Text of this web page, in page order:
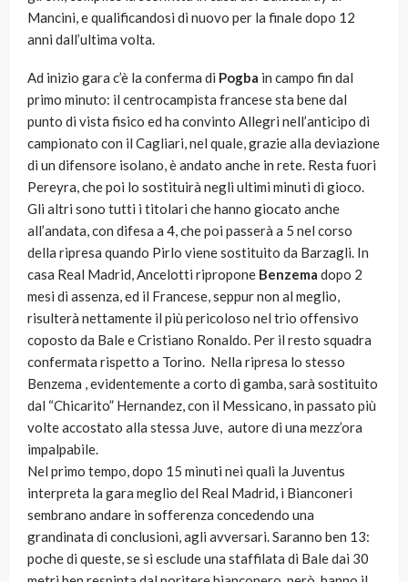
Mancini, e qualificandosi di nuovo per la finale dopo 12
anni dall’ultima volta.
Ad inizio gara c’è la conferma di Pogba in campo fin dal
primo minuto: il centrocampista francese sta bene dal
punto di vista fisico ed ha convinto Allegri nell’anticipo di
campionato con il Cagliari, nel quale, grazie alla deviazione
di un difensore isolano, è andato anche in rete. Resta fuori
Pereyra, che poi lo sostituirà negli ultimi minuti di gioco.
Gli altri sono tutti i titolari che hanno giocato anche
all’andata, con difesa a 4, che poi passerà a 5 nel corso
della ripresa quando Pirlo viene sostituito da Barzagli. In
casa Real Madrid, Ancelotti ripropone Benzema dopo 2
mesi di assenza, ed il Francese, seppur non al meglio,
risulterà nettamente il più pericoloso nel trio offensivo
coposto da Bale e Cristiano Ronaldo. Per il resto squadra
confermata rispetto a Torino. Nella ripresa lo stesso
Benzema , evidentemente a corto di gamba, sarà sostituito
dal “Chicarito” Hernandez, con il Messicano, in passato più
volte accostato alla stessa Juve, autore di una mezz’ora
impalpabile.
Nel primo tempo, dopo 15 minuti nei quali la Juventus
interpreta la gara meglio del Real Madrid, i Bianconeri
sembrano andare in sofferenza concedendo una
grandinata di conclusioni, agli avversari. Saranno ben 13:
poche di queste, se si esclude una staffilata di Bale dai 30